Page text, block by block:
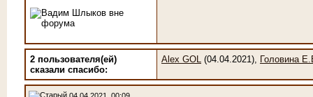
2 пользователя(ей)
сказали cпасибо:
Alex GOL (04.04.2021), Головина